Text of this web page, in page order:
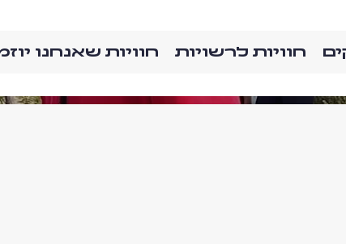
חוויות לרשויות חוויות שאנחנו